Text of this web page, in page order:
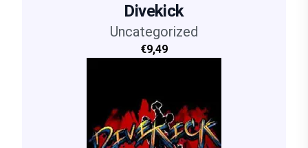
Divekick
Uncategorized
€9,49